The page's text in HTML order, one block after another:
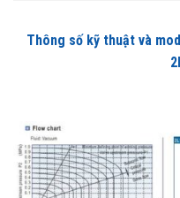
Thông số kỹ thuật và